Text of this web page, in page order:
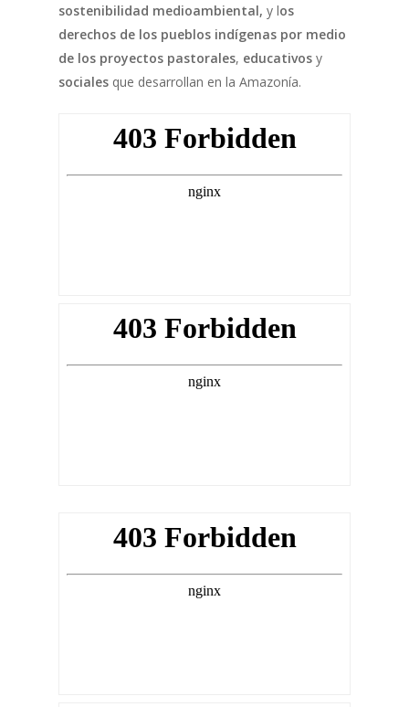
sostenibilidad medioambiental, y los
derechos de los pueblos indígenas por medio
de los proyectos pastorales, educativos y
sociales que desarrollan en la Amazonía.